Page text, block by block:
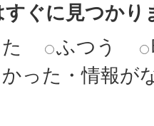
すぐに見つかり
ふつう
った・情報が